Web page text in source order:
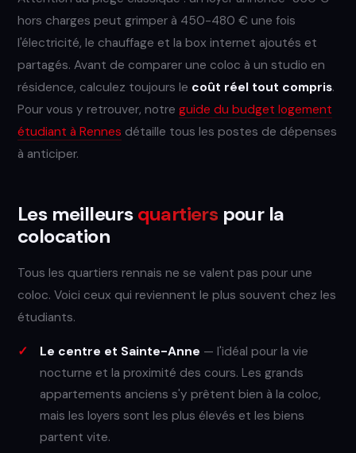
hors charges peut grimper à 450-480 € une fois
l'électricité, le chauffage et la box internet ajoutés et
partagés. Avant de comparer une coloc à un studio en
résidence, calculez toujours le coût réel tout compris.
Pour vous y retrouver, notre guide du budget logement
étudiant à Rennes détaille tous les postes de dépenses
à anticiper.
Les meilleursquartiers pour la
colocation
Tous les quartiers rennais ne se valent pas pour une
coloc. Voici ceux qui reviennent le plus souvent chez les
étudiants.
Le centre et Sainte-Anne — l'idéal pour la vie
nocturne et la proximité des cours. Les grands
appartements anciens s'y prêtent bien à la coloc,
mais les loyers sont les plus élevés et les biens
partent vite.